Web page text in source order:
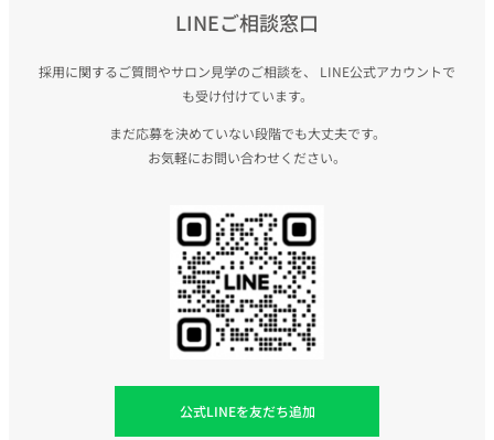
LINEご相談窓口
採用に関するご質問やサロン見学のご相談を、
LINE公式アカウントで
も受け付けています。
まだ応募を決めていない段階でも大丈夫です。
お気軽にお問い合わせください。
公式LINEを友だち追加